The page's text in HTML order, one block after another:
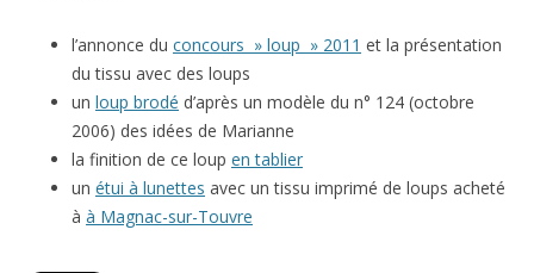
l’annonce du concours » loup » 2011 et la présentation
du tissu avec des loups
un loup brodé d’après un modèle du n° 124 (octobre
2006) des idées de Marianne
la finition de ce loup en tablier
un étui à lunettes avec un tissu imprimé de loups acheté
à à Magnac-sur-Touvre